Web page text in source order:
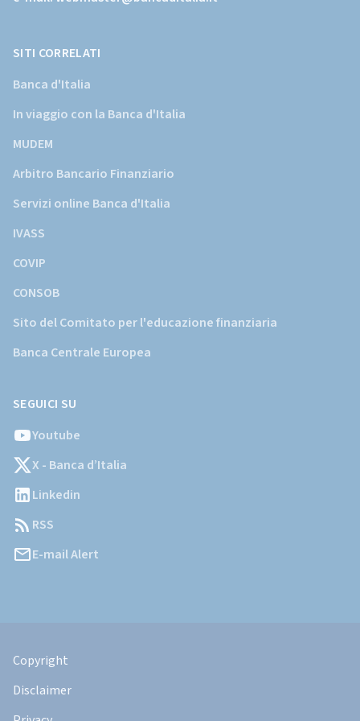
SITI CORRELATI
Banca d'Italia
In viaggio con la Banca d'Italia
MUDEM
Arbitro Bancario Finanziario
Servizi online Banca d'Italia
IVASS
COVIP
CONSOB
Sito del Comitato per l'educazione finanziaria
Banca Centrale Europea
SEGUICI SU
Youtube
X - Banca d’Italia
Linkedin
RSS
E-mail Alert
Legali
Copyright
Disclaimer